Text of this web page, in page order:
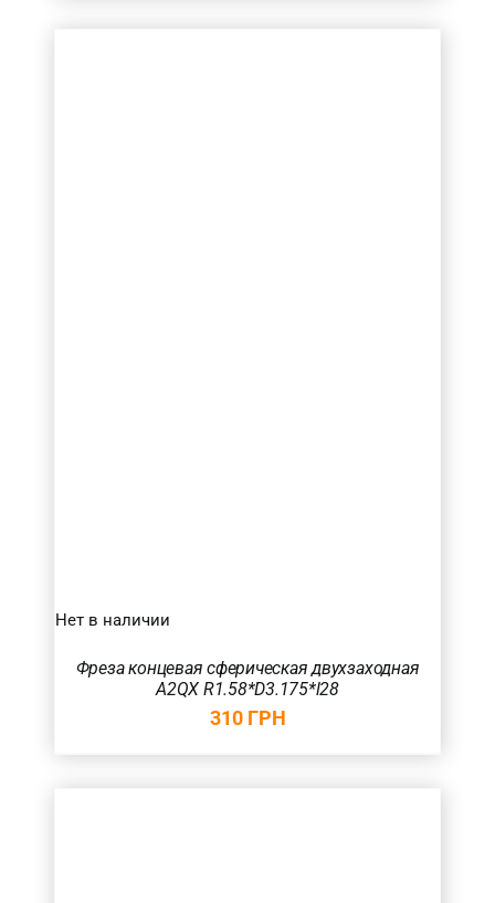
Нет в наличии
Фреза концевая сферическая двухзаходная
A2QX R1.58*D3.175*l28
310 ГРН